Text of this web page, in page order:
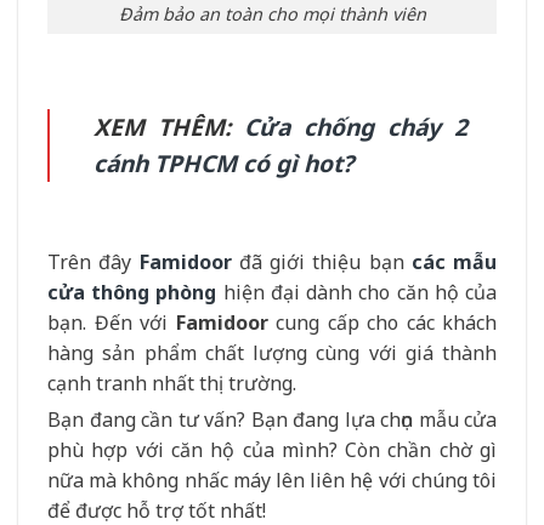
Đảm bảo an toàn cho mọi thành viên
XEM THÊM: Cửa chống cháy 2
cánh TPHCM có gì hot?
Trên đây Famidoor đã giới thiệu bạn các mẫu
cửa thông phòng hiện đại dành cho căn hộ của
bạn. Đến với Famidoorcung cấp cho các khách
hàng sản phẩm chất lượng cùng với giá thành
cạnh tranh nhất thị trường.
Bạn đang cần tư vấn? Bạn đang lựa chọn mẫu cửa
phù hợp với căn hộ của mình? Còn chần chờ gì
nữa mà không nhấc máy lên liên hệ với chúng tôi
để được hỗ trợ tốt nhất!